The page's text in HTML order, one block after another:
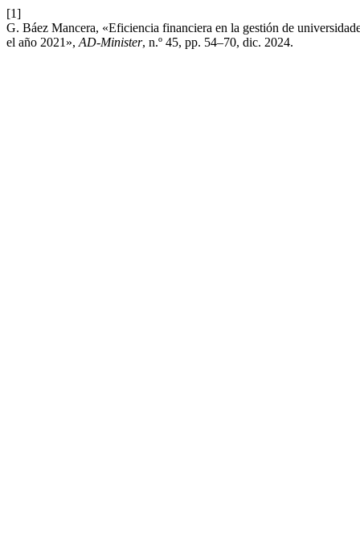
[1]
G. Báez Mancera, «Eficiencia financiera en la gestión de
el año 2021», AD-Minister, n.º 45, pp. 54–70, dic. 2024.